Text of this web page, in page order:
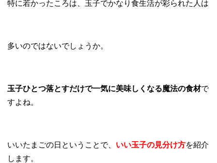
特に若かったころは、玉子でかなり食生活が彩られた人は
多いのではないでしょうか。
玉子ひとつ落とすだけで一気に美味しくなる魔法の食材で
すよね。
いいたまごの日ということで、 いい玉子の見分け方を紹介
します。